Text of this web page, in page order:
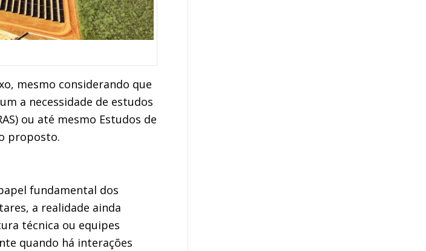
mesmo considerando que
a necessidade de estudos
ou até mesmo Estudos de
proposto.
fundamental dos
a realidade ainda
técnica ou equipes
quando há interações